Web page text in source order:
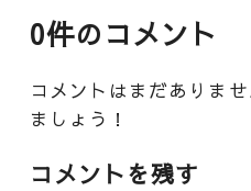
0件のコメント
コメントはまだありま
ましょう！
コメントを残す